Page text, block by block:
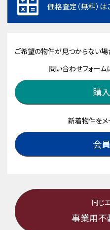
価格査定（無料）は
ご希望の物件が見つからない場合
問い合わせフォー
購
新着物件をメ
会
同じ
事業用不